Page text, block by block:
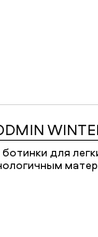
для